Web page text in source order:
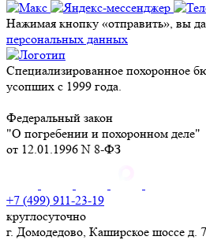
Нажимая кнопку «отправить», вы
персональных данных
Специализированное похоронное
усопших с 1999 года.
Федеральный закон
"О погребении и похоронном деле"
от 12.01.1996 N 8-ФЗ
+7 (499) 911-23-19
круглосуточно
г. Домодедово, Каширское шоссе д. 7